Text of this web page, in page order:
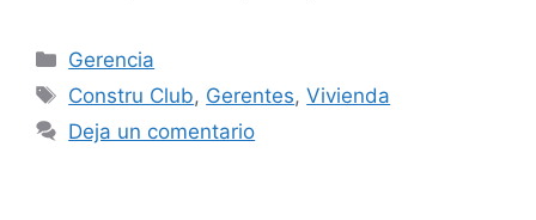
Categorías
Gerencia
Etiquetas
Constru Club, Gerentes,Vivienda
Deja un comentario